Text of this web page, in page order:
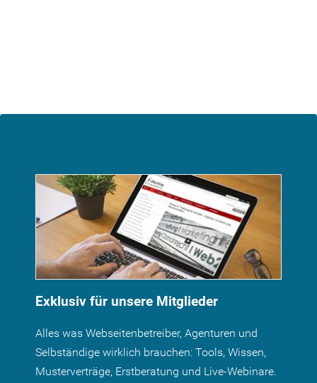
Exklusiv für unsere Mitglieder
Alles was Webseitenbetreiber, Agenturen und
Selbständige wirklich brauchen: Tools, Wissen,
Musterverträge, Erstberatung und Live-Webinare.